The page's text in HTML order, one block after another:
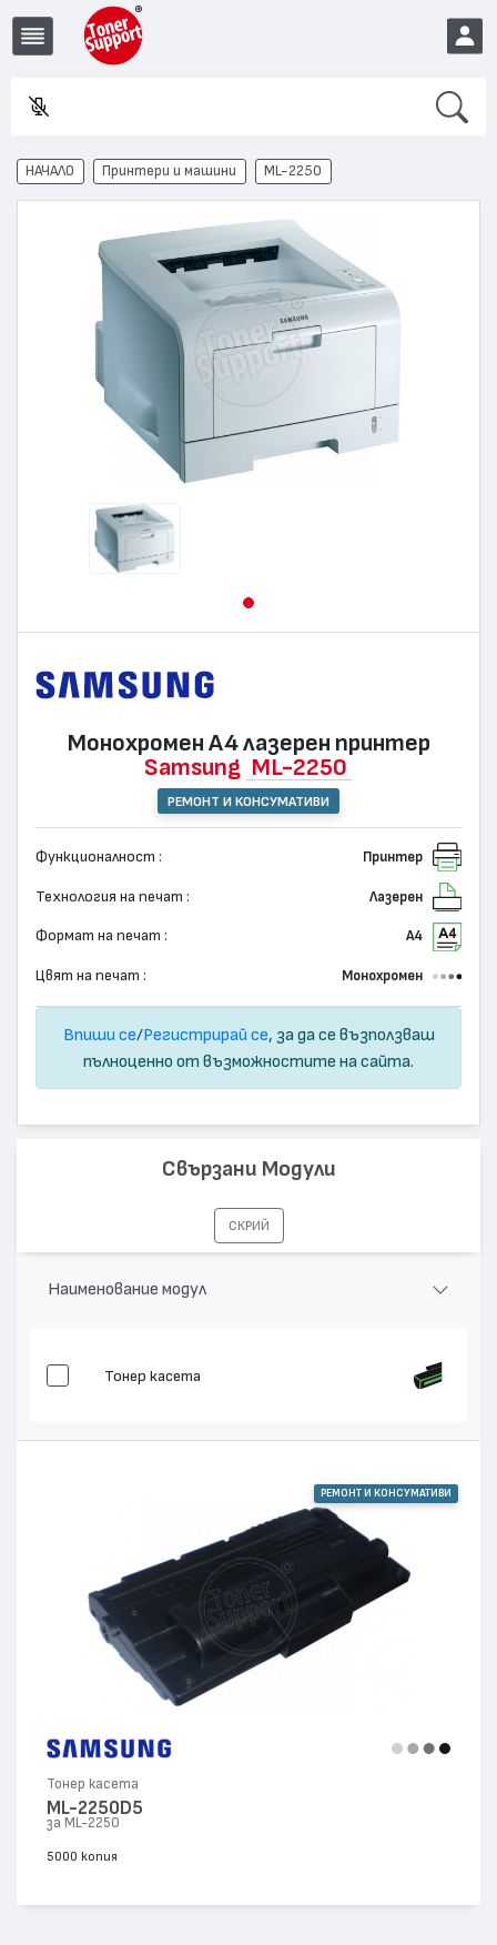
EUR
НАЧАЛО Принтери и машини ML-2250
Монохромен А4 лазерен принтер
Samsung ML-2250
РЕМОНТ И КОНСУМАТИВИ
Функционалност : Принтер
Технология на печат : Лазерен
Формат на печат : А4
Цвят на печат : Монохромен
Впиши се/Регистрирай се, за да се възползваш
пълноценно от възможностите на сайта.
Свързани Модули
СКРИЙ
Наименование модул
Тонер касета
РЕМОНТ И КОНСУМАТИВИ
Тонер касета
ML-2250D5
за ML-2250
5000 копия